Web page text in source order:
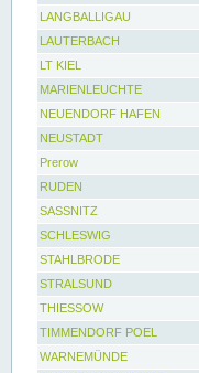
LANGBALLIGAU
LAUTERBACH
LT KIEL
MARIENLEUCHTE
NEUENDORF HAFEN
NEUSTADT
Prerow
RUDEN
SASSNITZ
SCHLESWIG
STAHLBRODE
STRALSUND
THIESSOW
TIMMENDORF POEL
WARNEMÜNDE